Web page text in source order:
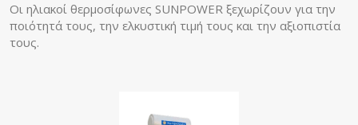
Οι ηλιακοί θερμοσίφωνες SUNPOWER ξεχωρίζουν για την
ποιότητά τους, την ελκυστική τιμή τους και την αξιοπιστία
τους.